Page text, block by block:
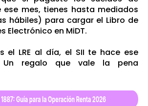
ese mes, tienes hasta mediados
hábiles) para cargar el Libro de
Electrónico en MiDT.
el LRE al día, el SII te hace ese
Un regalo que vale la pena